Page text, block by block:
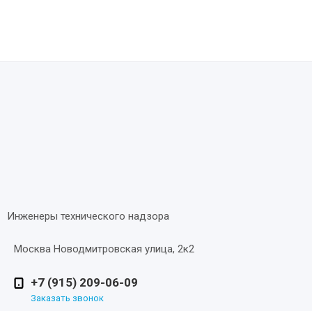
Инженеры технического надзора
Москва Новодмитровская улица, 2к2
+7 (915) 209-06-09
Заказать звонок